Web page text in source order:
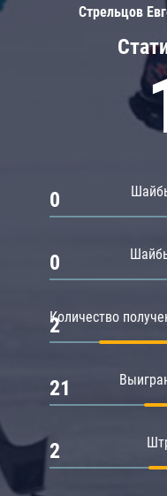
0
0
Количество
2
21
2
Стрельцов